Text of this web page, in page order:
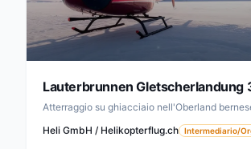
Lauterbrunnen Gletscherlandung
Atterraggio su ghiacciaio nell'Oberland
Heli GmbH / Helikopterflug.ch Intermediario/